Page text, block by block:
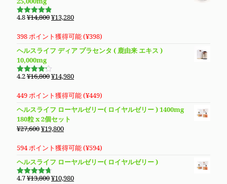
5段階で
4.8¥14,800元
価
は
で
た。
¥13,280現
の
格
¥13,280
す。
398 ポイント獲得可能 (¥398)
ヘルスライフ ディア プラセンタ ( 鹿由来 エキス )
10,000mg
5段階で
4.2¥16,800元
価
は
¥16,800
で
た。
¥14,980現
の
格
で
す。
449 ポイント獲得可能 (¥449)
ヘルスライフ ローヤルゼリー( ロイヤルゼリー ) 1400mg
180粒 x 2個セット
¥27,600元
価
は
¥27,600
¥19,800現
の
は
594 ポイント獲得可能 (¥594)
ヘルスライフ ローヤルゼリー( ロイヤルゼリー )
5段階で
4.7¥13,800元
¥10,980現